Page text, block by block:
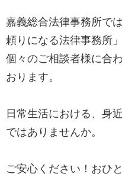
嘉義総合法律事務所で
頼りになる法律事務所
個々のご相談者様に合
おります。
日常生活における、身
ではありませんか。
ご安心ください！おひ